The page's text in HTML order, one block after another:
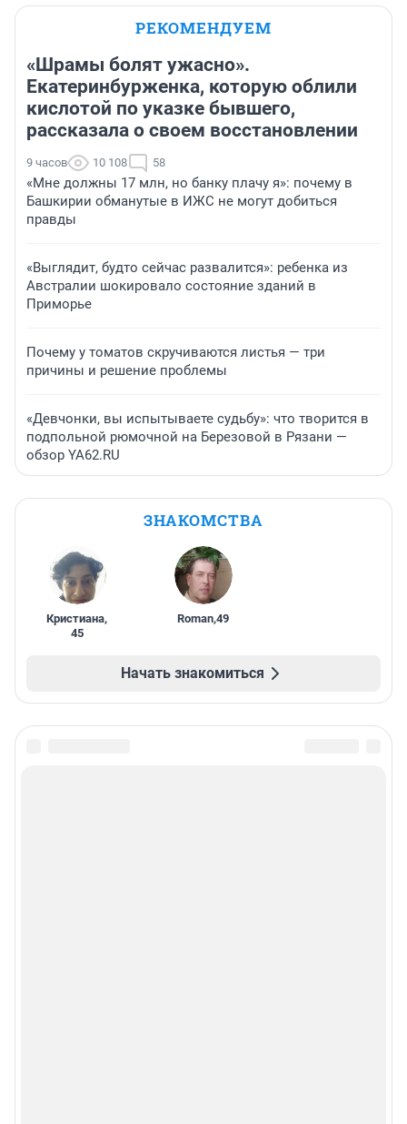
РЕКОМЕНДУЕМ
«Шрамы болят ужасно».
Екатеринбурженка, которую облили
кислотой по указке бывшего,
рассказала о своем восстановлении
9 часов 10 108 58
«Мне должны 17 млн, но банку плачу я»: почему в
Башкирии обманутые в ИЖС не могут добиться
правды
«Выглядит, будто сейчас развалится»: ребенка из
Австралии шокировало состояние зданий в
Приморье
Почему у томатов скручиваются листья — три
причины и решение проблемы
«Девчонки, вы испытываете судьбу»: что творится в
подпольной рюмочной на Березовой в Рязани —
обзор YA62.RU
ЗНАКОМСТВА
Кристиана,
45
Roman,49
Начать знакомиться